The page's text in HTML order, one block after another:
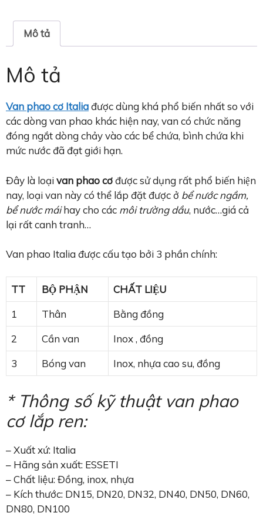
Mô tả
Mô tả
Van phao cơ Italiađược dùng khá phổ biến nhất so với
các dòng van phao khác hiện nay, van có chức năng
đóng ngắt dòng chảy vào các bể chứa, bình chứa khi
mức nước đã đạt giới hạn.
Đây là loạivan phao cơđược sử dụng rất phổ biến hiện
nay, loại van này có thể lắp đặt được ở bể nước ngầm,
bể nước máihay cho các môi trường dầu, nước…giá cả
lại rất canh tranh…
Van phao Italia được cấu tạo bởi 3 phần chính:
TT BỘ PHẬN
CHẤT LIỆU
1
Thân
Bằng đồng
2
Cần van
Inox , đồng
3
Bóng van Inox, nhựa cao su, đồng
* Thông số kỹ thuật van phao
cơ lắp ren:
– Xuất xứ: Italia
– Hãng sản xuất: ESSETI
– Chất liệu: Đồng, inox, nhựa
– Kích thước: DN15, DN20, DN32, DN40, DN50, DN60,
DN80, DN100